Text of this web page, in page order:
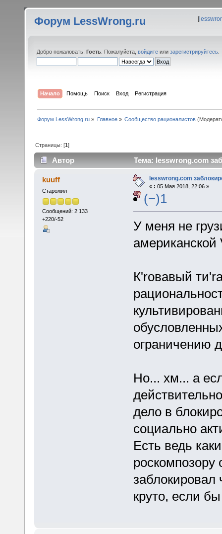
Форум LessWrong.ru [
Добро пожаловать, Гость . Пожалуйста, войдите или зарегистрируйтесь
Начало Помощь Поиск Вход Регистрация
Форум LessWrong.ru » Главное» Сообщество рационалистов
Страницы: [1]
Автор Тема: lesswrong.com
kuuff
Старожил
Сообщений: 2 133
+220/-52
lesswrong.com
« : 05 Мая 2018, 22:06 »
(−)1
У меня не
американской
К'rовавый
ограничению
Но... хм... а
дело в
социально
Есть ведь
роскомпозору
круто, если